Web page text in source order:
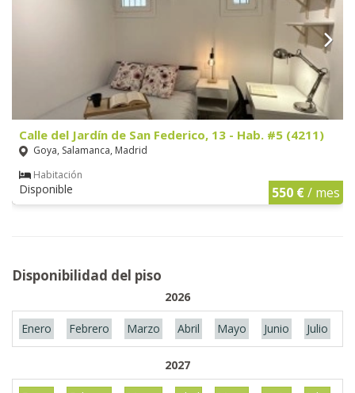
Calle del Jardín de San Federico, 13 - Hab. #5 (4211)
Goya, Salamanca, Madrid
Habitación
Disponible 550 €/ mes
Disponibilidad del piso
2026
Enero Febrero Marzo Abril Mayo Junio Julio
2027